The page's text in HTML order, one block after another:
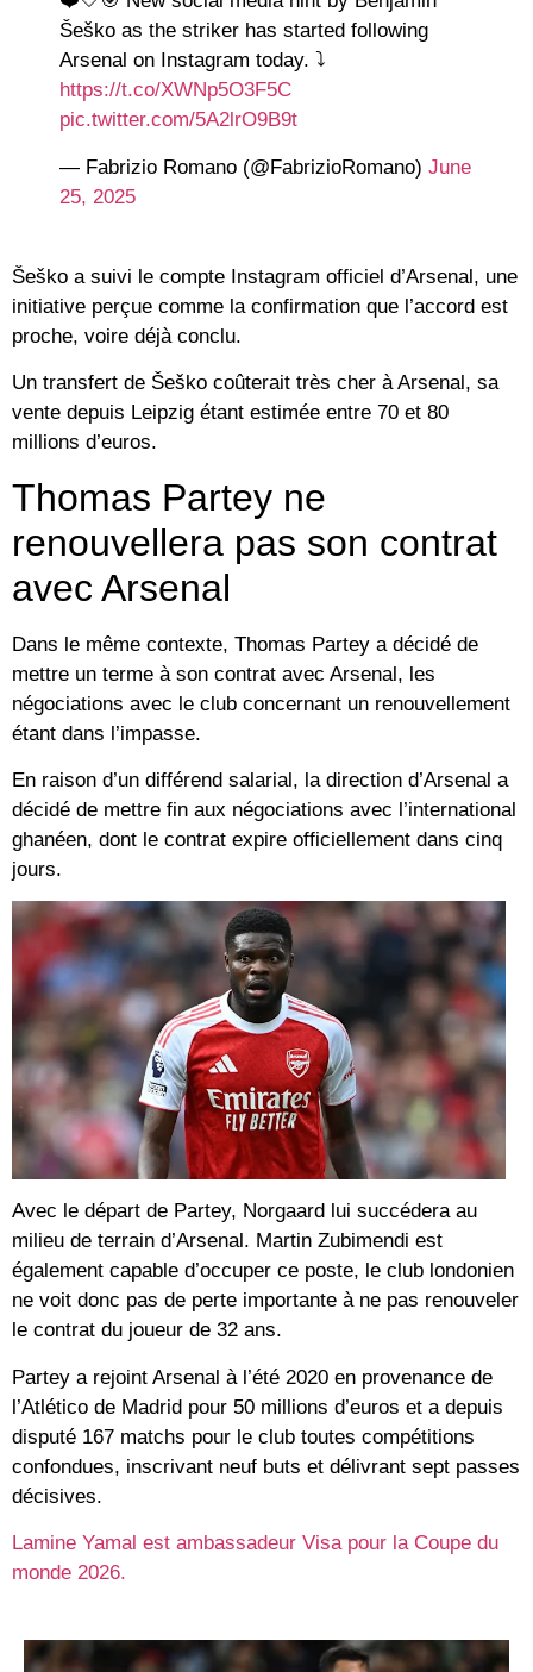
Šeško as the striker has started following
Arsenal on Instagram today. ⤵️
https://t.co/XWNp5O3F5C
pic.twitter.com/5A2lrO9B9t
— Fabrizio Romano (@FabrizioRomano) June
25, 2025
Šeško a suivi le compte Instagram officiel d’Arsenal, une
initiative perçue comme la confirmation que l’accord est
proche, voire déjà conclu.
Un transfert de Šeško coûterait très cher à Arsenal, sa
vente depuis Leipzig étant estimée entre 70 et 80
millions d’euros.
Thomas Partey ne
renouvellera pas son contrat
avec Arsenal
Dans le même contexte, Thomas Partey a décidé de
mettre un terme à son contrat avec Arsenal, les
négociations avec le club concernant un renouvellement
étant dans l’impasse.
En raison d’un différend salarial, la direction d’Arsenal a
décidé de mettre fin aux négociations avec l’international
ghanéen, dont le contrat expire officiellement dans cinq
jours.
Avec le départ de Partey, Norgaard lui succédera au
milieu de terrain d’Arsenal. Martin Zubimendi est
également capable d’occuper ce poste, le club londonien
ne voit donc pas de perte importante à ne pas renouveler
le contrat du joueur de 32 ans.
Partey a rejoint Arsenal à l’été 2020 en provenance de
l’Atlético de Madrid pour 50 millions d’euros et a depuis
disputé 167 matchs pour le club toutes compétitions
confondues, inscrivant neuf buts et délivrant sept passes
décisives.
Lamine Yamal est ambassadeur Visa pour la Coupe du
monde 2026.